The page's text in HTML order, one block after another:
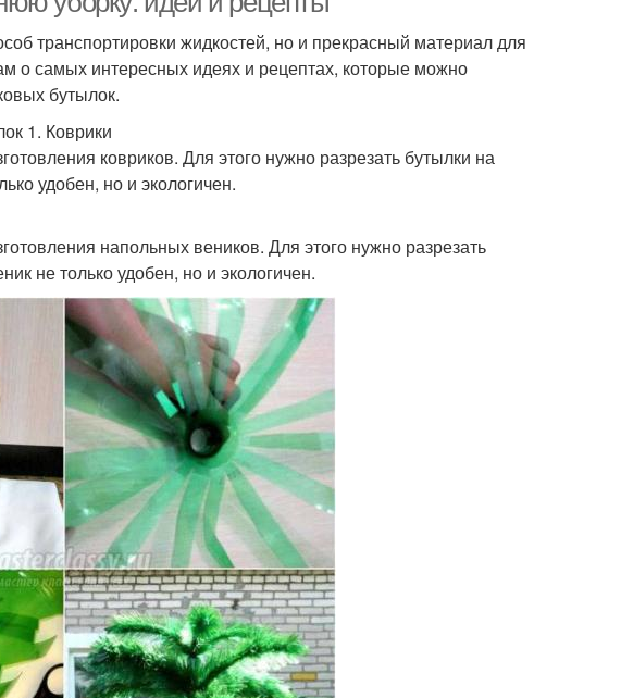
транспортировки жидкостей, но и прекрасный материал для
о самых интересных идеях и рецептах, которые можно
бутылок.
1. Коврики
ковриков. Для этого нужно разрезать бутылки на
удобен, но и экологичен.
напольных веников. Для этого нужно разрезать
не только удобен, но и экологичен.